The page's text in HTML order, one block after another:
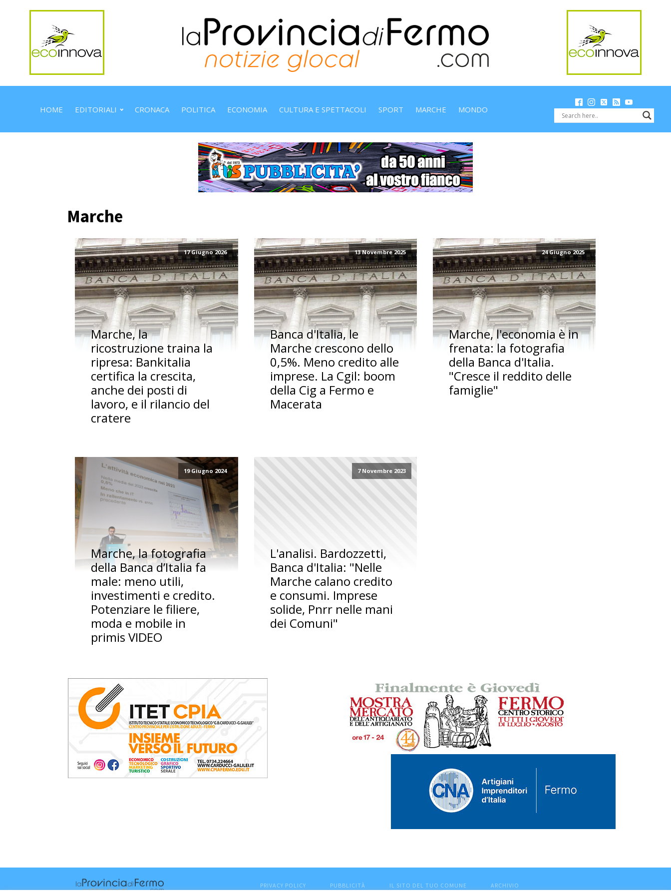
HOME EDITORIALI CRONACA POLITICA ECONOMIA CULTURA E SPETTACOLI SPORT MARCHE MONDO
Marche
17 Giugno 2026
Marche, la
ricostruzione traina la
ripresa: Bankitalia
certifica la crescita,
anche dei posti di
lavoro, e il rilancio del
cratere
13 Novembre 2025
Banca d'Italia, le
Marche crescono dello
0,5%. Meno credito alle
imprese. La Cgil: boom
della Cig a Fermo e
Macerata
24 Giugno 2025
Marche, l'economia è in
frenata: la fotografia
della Banca d'Italia.
"Cresce il reddito delle
famiglie"
19 Giugno 2024
Marche, la fotografia
della Banca d’Italia fa
male: meno utili,
investimenti e credito.
Potenziare le filiere,
moda e mobile in
primis VIDEO
7 Novembre 2023
L'analisi. Bardozzetti,
Banca d'Italia: "Nelle
Marche calano credito
e consumi. Imprese
solide, Pnrr nelle mani
dei Comuni"
PRIVACY POLICY PUBBLICITÀ IL SITO DEL TUO COMUNE ARCHIVIO